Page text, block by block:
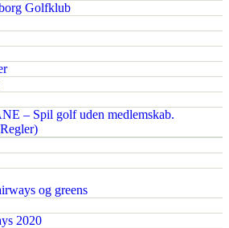
Golfklub
– Spil golf uden medlemskab.
og greens
2020